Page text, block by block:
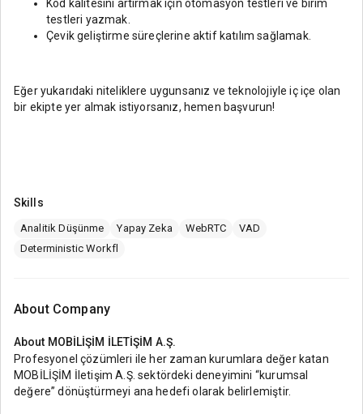
Kod kalitesini artırmak için otomasyon testleri ve birim
testleri yazmak.
Çevik geliştirme süreçlerine aktif katılım sağlamak.
Eğer yukarıdaki niteliklere uygunsanız ve teknolojiyle iç içe olan
bir ekipte yer almak istiyorsanız, hemen başvurun!
Skills
Analitik Düşünme Yapay Zeka WebRTC
VAD
Deterministic Workfl
About Company
About MOBİLİŞİM İLETİŞİM A.Ş.
Profesyonel çözümleri ile her zaman kurumlara değer katan
MOBİLİŞİM İletişim A.Ş. sektördeki deneyimini “kurumsal
değere” dönüştürmeyi ana hedefi olarak belirlemiştir.